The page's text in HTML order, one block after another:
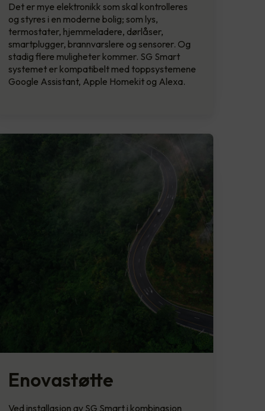
Det er mye elektronikk som skal kontrolleres
og styres i en moderne bolig; som lys,
termostater, hjemmeladere, dørlåser,
smartplugger, brannvarslere og sensorer. Og
stadig flere muligheter kommer. SG Smart
systemet er kompatibelt med toppsystemene
Google Assistant, Apple Homekit og Alexa.
Enovastøtte
Ved installasjon av SG Smart i kombinasjon